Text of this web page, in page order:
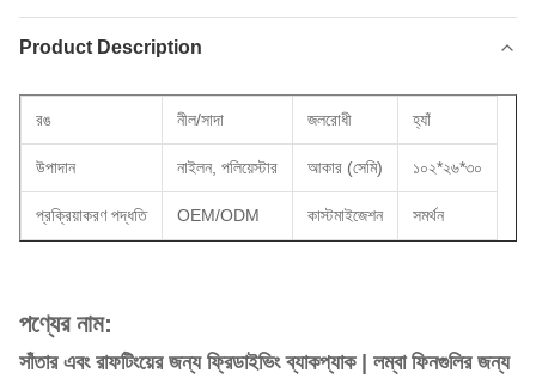
Product Description
রঙ নীল/সাদা জলরোধী হ্যাঁ
উপাদান নাইলন, পলিয়েস্টার আকার (সেমি) ১০২*২৬*৩০
প্রক্রিয়াকরণ পদ্ধতি OEM/ODM কাস্টমাইজেশন সমর্থন
পণ্যের নাম:
সাঁতার এবং রাফটিংয়ের জন্য ফ্রিডাইভিং ব্যাকপ্যাক | লম্বা ফিনগুলির জন্য